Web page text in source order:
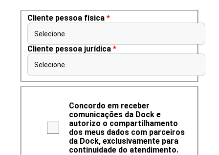
Cliente pessoa física *
Selecione
Cliente pessoa jurídica *
Selecione
Concordo em receber
comunicações da Dock e
autorizo o compartilhamento
dos meus dados com parceiros
da Dock, exclusivamente para
continuidade do atendimento.